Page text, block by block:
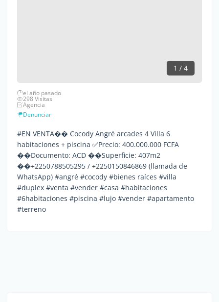
1 / 4
el año pasado
298 Visitas
Agencia
Denunciar
#EN VENTA�� Cocody Angré arcades 4 Villa 6
habitaciones + piscina ✅Precio: 400.000.000 FCFA
��Documento: ACD ��Superficie: 407m2
��+2250788505295 / +2250150846869 (llamada de
WhatsApp) #angré #cocody #bienes raíces #villa
#duplex #venta #vender #casa #habitaciones
#6habitaciones #piscina #lujo #vender #apartamento
#terreno